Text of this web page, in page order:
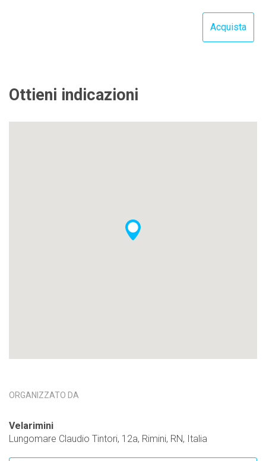
Ottieni indicazioni
ORGANIZZATO DA
Velarimini
Lungomare Claudio Tintori, 12a, Rimini, RN, Italia